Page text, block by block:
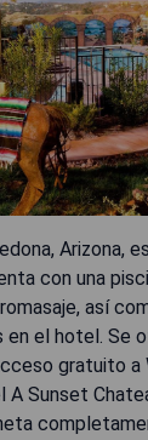
Arizona,
con una
así
el hotel. Se
gratuito a
A Sunset